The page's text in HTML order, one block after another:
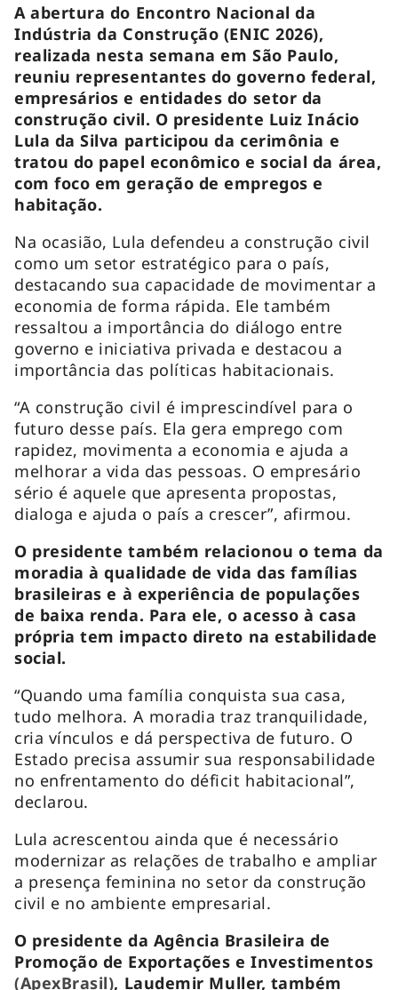
A abertura do Encontro Nacional da
Indústria da Construção (ENIC 2026),
realizada nesta semana em São Paulo,
reuniu representantes do governo federal,
empresários e entidades do setor da
construção civil. O presidente Luiz Inácio
Lula da Silva participou da cerimônia e
tratou do papel econômico e social da área,
com foco em geração de empregos e
habitação.
Na ocasião, Lula defendeu a construção civil
como um setor estratégico para o país,
destacando sua capacidade de movimentar a
economia de forma rápida. Ele também
ressaltou a importância do diálogo entre
governo e iniciativa privada e destacou a
importância das políticas habitacionais.
“A construção civil é imprescindível para o
futuro desse país. Ela gera emprego com
rapidez, movimenta a economia e ajuda a
melhorar a vida das pessoas. O empresário
sério é aquele que apresenta propostas,
dialoga e ajuda o país a crescer”, afirmou.
O presidente também relacionou o tema da
moradia à qualidade de vida das famílias
brasileiras e à experiência de populações
de baixa renda. Para ele, o acesso à casa
própria tem impacto direto na estabilidade
social.
“Quando uma família conquista sua casa,
tudo melhora. A moradia traz tranquilidade,
cria vínculos e dá perspectiva de futuro. O
Estado precisa assumir sua responsabilidade
no enfrentamento do déficit habitacional”,
declarou.
Lula acrescentou ainda que é necessário
modernizar as relações de trabalho e ampliar
a presença feminina no setor da construção
civil e no ambiente empresarial.
O presidente da Agência Brasileira de
Promoção de Exportações e Investimentos
(ApexBrasil), Laudemir Muller, também